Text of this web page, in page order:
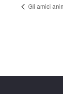
Gli amici